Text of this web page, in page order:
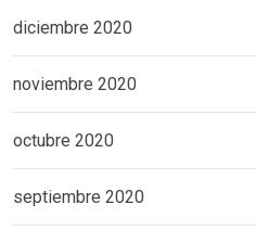
diciembre 2020
noviembre 2020
octubre 2020
septiembre 2020